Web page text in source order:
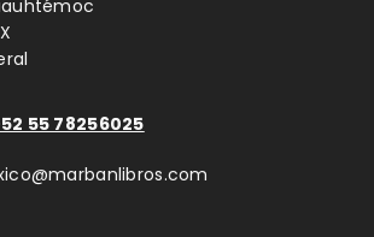
55 78256025